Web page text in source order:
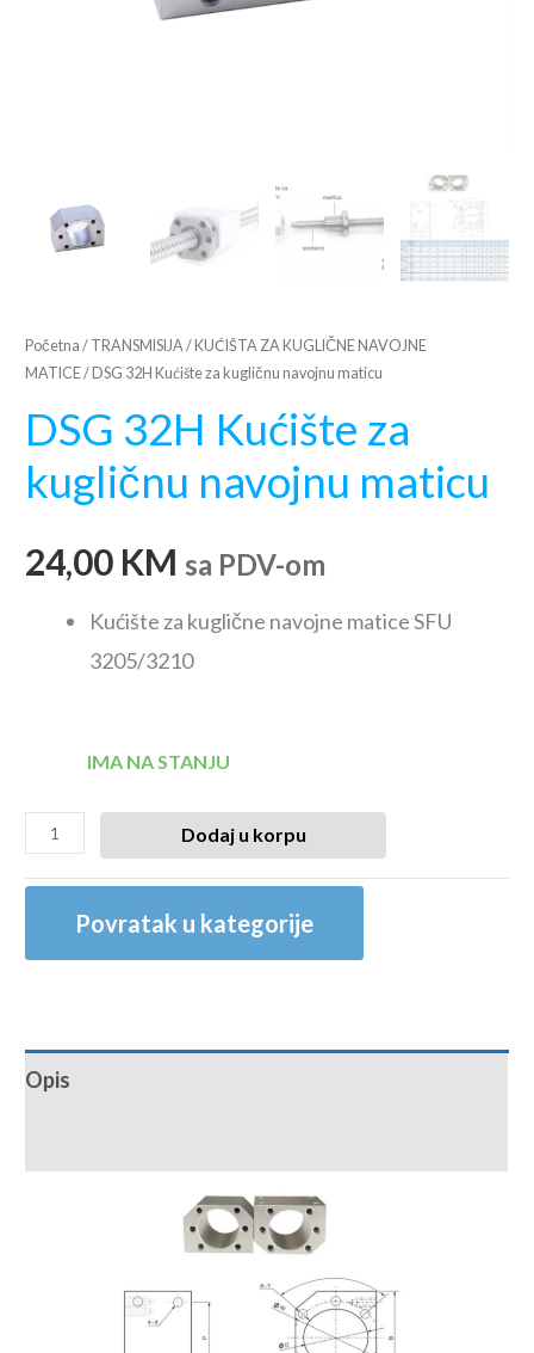
Početna / TRANSMISIJA/ KUĆIŠTA ZA KUGLIČNE NAVOJNE
MATICE/ DSG 32H Kućište za kugličnu navojnu maticu
DSG 32H Kućište za
kugličnu navojnu maticu
24,00 KM sa PDV-om
Kućište za kuglične navojne matice SFU
3205/3210
IMA NA STANJU
Dodaj u korpu
Povratak u kategorije
Opis